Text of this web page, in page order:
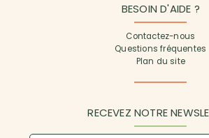
BESOIN D'AIDE ?
Contactez-nous
Questions fréquentes
Plan du site
RECEVEZ NOTRE